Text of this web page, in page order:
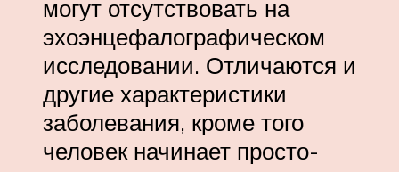
могут отсутствовать на
эхоэнцефалографическом
исследовании. Отличаются и
другие характеристики
заболевания, кроме того
человек начинает просто-